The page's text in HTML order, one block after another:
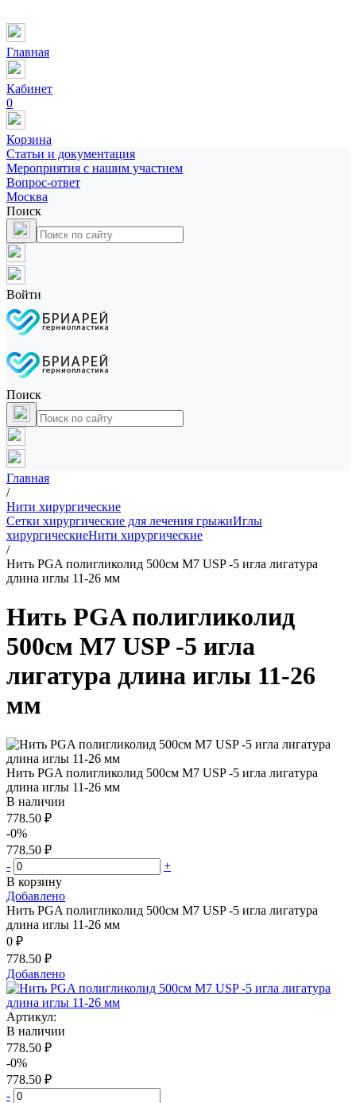
Главная
Кабинет
0
Корзина
Статьи и документация
Мероприятия с нашим участием
Вопрос-ответ
Москва
Поиск
Войти
Поиск
Главная
/
Нити хирургические
Сетки хирургические для лечения грыжиИглы
хирургическиеНити хирургические
/
Нить PGA полигликолид 500см М7 USP -5 игла лигатура
длина иглы 11-26 мм
Нить PGA полигликолид
500см М7 USP -5 игла
лигатура длина иглы 11-26
мм
Нить PGA полигликолид 500см М7 USP -5 игла лигатура
длина иглы 11-26 мм
В наличии
778.50 ₽
-0%
778.50 ₽
-
+
В корзину
Добавлено
Нить PGA полигликолид 500см М7 USP -5 игла лигатура
длина иглы 11-26 мм
0 ₽
778.50 ₽
Добавлено
Артикул:
В наличии
778.50 ₽
-0%
778.50 ₽
-